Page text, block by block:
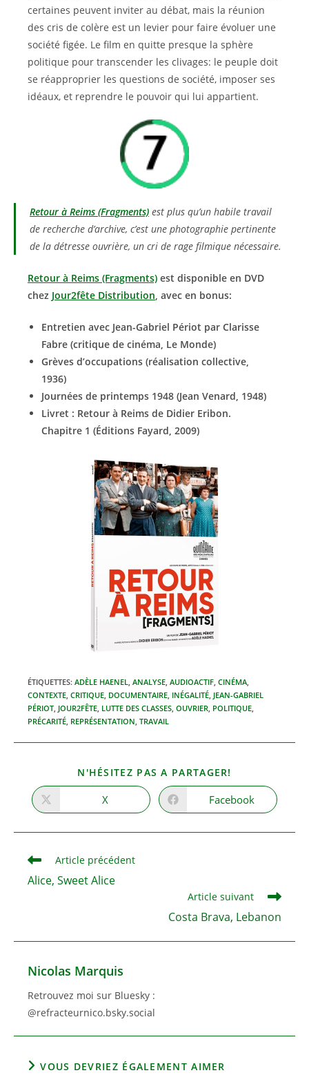
certaines peuvent inviter au débat, mais la réunion
des cris de colère est un levier pour faire évoluer une
société figée. Le film en quitte presque la sphère
politique pour transcender les clivages: le peuple doit
se réapproprier les questions de société, imposer ses
idéaux, et reprendre le pouvoir qui lui appartient.
Retour à Reims (Fragments) est plus qu’un habile travail
de recherche d’archive, c’est une photographie pertinente
de la détresse ouvrière, un cri de rage filmique nécessaire.
Retour à Reims (Fragments) est disponible en DVD
chez Jour2fête Distribution, avec en bonus:
Entretien avec Jean-Gabriel Périot par Clarisse
Fabre (critique de cinéma, Le Monde)
Grèves d’occupations (réalisation collective,
1936)
Journées de printemps 1948 (Jean Venard, 1948)
Livret : Retour à Reims de Didier Eribon.
Chapitre 1 (Éditions Fayard, 2009)
ÉTIQUETTES: ADÈLE HAENEL, ANALYSE, AUDIOACTIF, CINÉMA,
CONTEXTE, CRITIQUE, DOCUMENTAIRE, INÉGALITÉ, JEAN-GABRIEL
PÉRIOT, JOUR2FÊTE, LUTTE DES CLASSES, OUVRIER, POLITIQUE,
PRÉCARITÉ, REPRÉSENTATION, TRAVAIL
N'HÉSITEZ PAS A PARTAGER!
CONTENU
Ouvrir
dans
autre
X Ouvrir
dans
autre
Facebook
Read
more
articles
Article précédent
Alice, Sweet Alice
Article suivant
Costa Brava, Lebanon
Nicolas Marquis
Retrouvez moi sur Bluesky :
@refracteurnico.bsky.social
VOUS DEVRIEZ ÉGALEMENT AIMER